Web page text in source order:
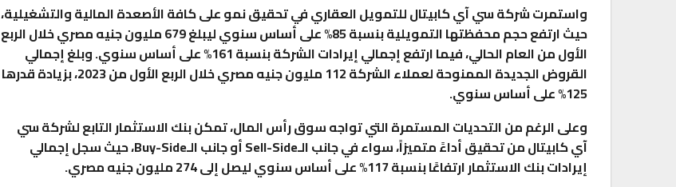
واستمرت شركة سي آي كابيتال للتمويل العقاري في تحقيق نمو على كافة الأصعدة المالية والتشغيلية،
حيث ارتفع حجم محفظتها التمويلية بنسبة 85% على أساس سنوي ليبلغ 679 مليون جنيه مصري خلال الربع
الأول من العام الحالي، فيما ارتفع إجمالي إيرادات الشركة بنسبة 161% على أساس سنوي. وبلغ إجمالي
القروض الجديدة الممنوحة لعملاء الشركة 112 مليون جنيه مصري خلال الربع الأول من 2023، بزيادة قدرها
125% على أساس سنوي.
وعلى الرغم من التحديات المستمرة التي تواجه سوق رأس المال، تمكن بنك الاستثمار التابع لشركة سي
آي كابيتال من تحقيق أداءً متميزاً، سواء في جانب الـSell-Side أو جانب الـBuy-Side، حيث سجل إجمالي
إيرادات بنك الاستثمار ارتفاعًا بنسبة 117% على أساس سنوي ليصل إلى 274 مليون جنيه مصري.